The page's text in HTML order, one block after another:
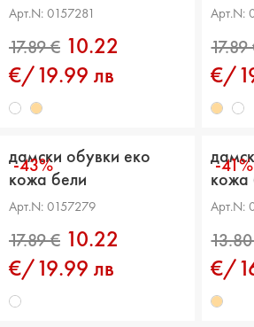
Арт.N: 0157281
10.22
€/19.99 лв
Арт.N:
€/
-43%
дамски обувки еко
кожа бели
Арт.N: 0157279
10.22
€/19.99 лв
-41%
кожа
Арт.N:
€/